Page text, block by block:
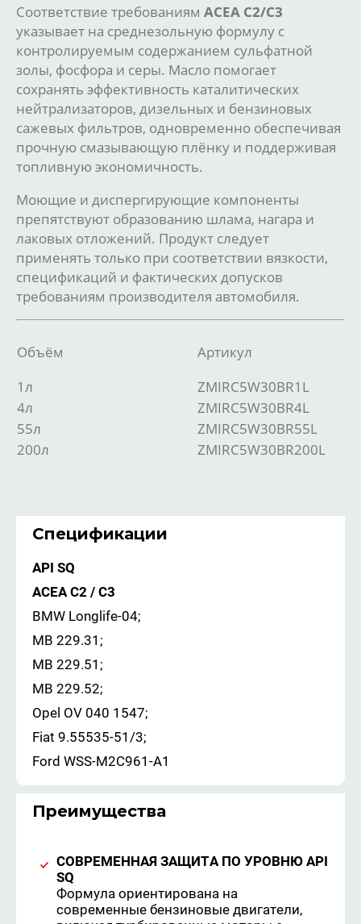
Соответствие требованиям ACEA C2/C3
указывает на среднезольную формулу с
контролируемым содержанием сульфатной
золы, фосфора и серы. Масло помогает
сохранять эффективность каталитических
нейтрализаторов, дизельных и бензиновых
сажевых фильтров, одновременно обеспечивая
прочную смазывающую плёнку и поддерживая
топливную экономичность.
Моющие и диспергирующие компоненты
препятствуют образованию шлама, нагара и
лаковых отложений. Продукт следует
применять только при соответствии вязкости,
спецификаций и фактических допусков
требованиям производителя автомобиля.
Объём
Артикул
1л
ZMIRC5W30BR1L
4л
ZMIRC5W30BR4L
55л
ZMIRC5W30BR55L
200л
ZMIRC5W30BR200L
Преимущества
СОВРЕМЕННАЯ ЗАЩИТА ПО УРОВНЮ API
SQ
Формула ориентирована на
современные бензиновые двигатели,
Спецификации
API SQ
ACEA C2 / C3
BMW Longlife-04;
MB 229.31;
MB 229.51;
MB 229.52;
Opel OV 040 1547;
Fiat 9.55535-51/3;
Ford WSS-M2C961-A1